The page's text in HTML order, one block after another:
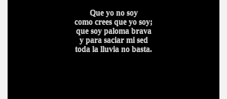
Que yo no soy
como crees que yo soy;
que soy paloma brava
y para saciar mi sed
toda la lluvia no basta.